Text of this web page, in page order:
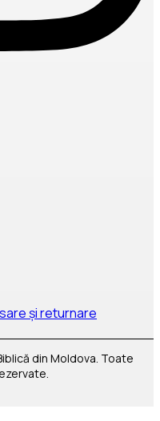
și returnare
din Moldova. Toate